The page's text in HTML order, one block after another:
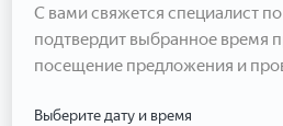
С вами свяжется специалист
подтвердит выбранное время
посещение предложения и
Выберите дату и время